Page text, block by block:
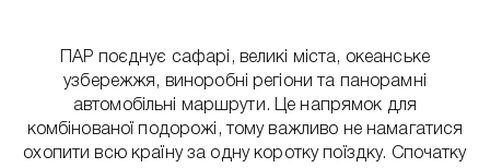
ПАР поєднує сафарі, великі міста, океанське
узбережжя, виноробні регіони та панорамні
автомобільні маршрути. Це напрямок для
комбінованої подорожі, тому важливо не намагатися
охопити всю країну за одну коротку поїздку. Спочатку